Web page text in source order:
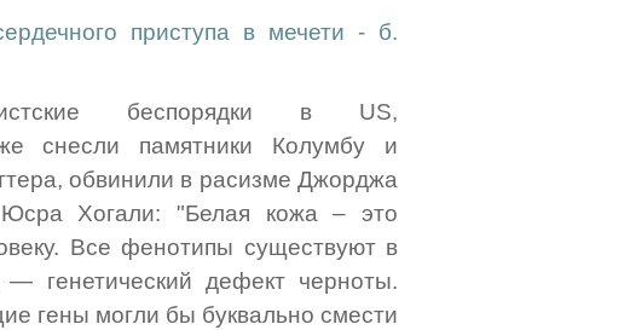
приступа в мечети - б.
беспорядки в US,
снесли памятники Колумбу и
обвинили в расизме Джорджа
Хогали: "Белая кожа – это
Все фенотипы существуют в
генетический дефект черноты.
гены могли бы буквально смести